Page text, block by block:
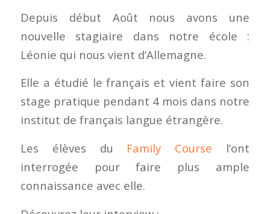
Depuis début Août nous avons une
nouvelle stagiaire dans notre école :
Léonie qui nous vient d’Allemagne.
Elle a étudié le français et vient faire son
stage pratique pendant 4 mois dans notre
institut de français langue étrangère.
Les élèves du Family Course l’ont
interrogée pour faire plus ample
connaissance avec elle.